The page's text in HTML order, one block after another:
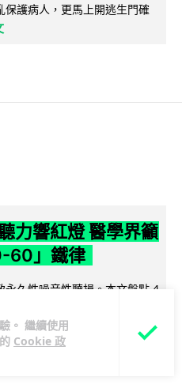
。 繼續使用
Cookie 政
護病人，更馬上開逃生門確
力響紅燈 醫學界籲
60」鐵律
久性噪音性聽損。本文盤點 4
的「60-60 原則」及 Apple 內